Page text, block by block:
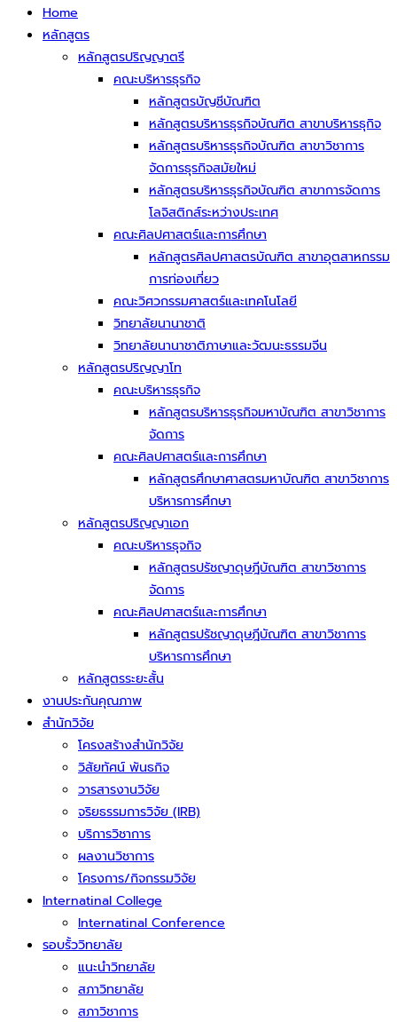
Home
หลักสูตร
หลักสูตรปริญญาตรี
คณะบริหารธุรกิจ
หลักสูตรบัญชีบัณฑิต
หลักสูตรบริหารธุรกิจบัณฑิต สาขาบริหารธุกิจ
หลักสูตรบริหารธุรกิจบัณฑิต สาขาวิชาการ
จัดการธุรกิจสมัยใหม่
หลักสูตรบริหารธุรกิจบัณฑิต สาขาการจัดการ
โลจิสติกส์ระหว่างประเทศ
คณะศิลปศาสตร์และการศึกษา
หลักสูตรศิลปศาสตรบัณฑิต สาขาอุตสาหกรรม
การท่องเที่ยว
คณะวิศวกรรมศาสตร์และเทคโนโลยี
วิทยาลัยนานาชาติ
วิทยาลัยนานาชาติภาษาและวัฒนะธรรมจีน
หลักสูตรปริญญาโท
คณะบริหารธุรกิจ
หลักสูตรบริหารธุรกิจมหาบัณฑิต สาขาวิชาการ
จัดการ
คณะศิลปศาสตร์และการศึกษา
หลักสูตรศึกษาศาสตรมหาบัณฑิต สาขาวิชาการ
บริหารการศึกษา
หลักสูตรปริญญาเอก
คณะบริหารธุจกิจ
หลักสูตรปรัชญาดุษฎีบัณฑิต สาขาวิชาการ
จัดการ
คณะศิลปศาสตร์และการศึกษา
หลักสูตรปรัชญาดุษฎีบัณฑิต สาขาวิชาการ
บริหารการศึกษา
หลักสูตรระยะสั้น
งานประกันคุณภาพ
สำนักวิจัย
โครงสร้างสำนักวิจัย
วิสัยทัศน์ พันธกิจ
วารสารงานวิจัย
จริยธรรมการวิจัย (IRB)
บริการวิชาการ
ผลงานวิชาการ
โครงการ/กิจกรรมวิจัย
Internatinal College
Internatinal Conference
รอบรั้ววิทยาลัย
แนะนำวิทยาลัย
สภาวิทยาลัย
สภาวิชาการ